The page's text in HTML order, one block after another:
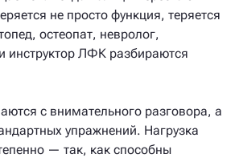
не просто функция, теряется
остеопат, невролог,
инструктор ЛФК разбираются
с внимательного разговора, а
упражнений. Нагрузка
— так, как способны